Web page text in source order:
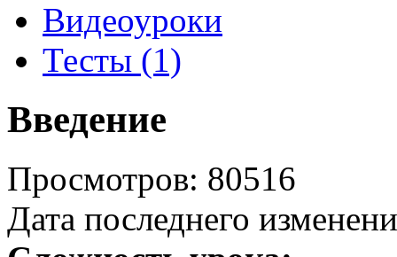
Видеоуроки
Тесты (1)
Введение
Просмотров: 80516
Дата последнего